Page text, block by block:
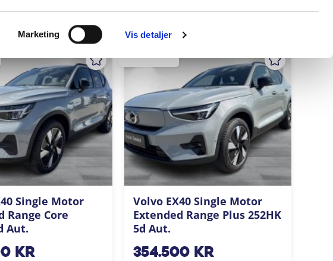
Marketing Vis detaljer
Single Motor
Range Core
Aut.
kr
Volvo EX40 Single Motor
Extended Range Plus 252HK
5d Aut.
354.500 kr